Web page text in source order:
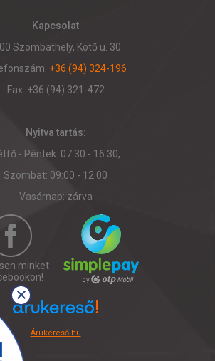
Kapcsolat
Szombathely, Kötő u. 30.
+36 (94) 324-196
Fax: +36 (94) 321-472
Nyitva tartás:
- Péntek: 07:30 - 16:30,
Szombat: 09:00 - 12:00
Vasárnap: zárva
minket
Árukereső.hu